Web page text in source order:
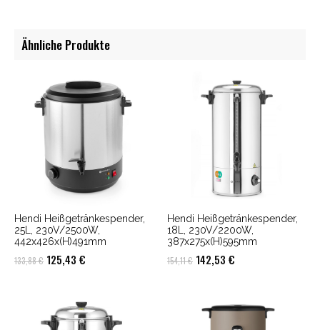
Ähnliche Produkte
Hendi Heißgetränkespender,
25L, 230V/2500W,
442x426x(H)491mm
133,88€ Ursprünglicher
133,88 €
125,43 €
125,43 €.
Hendi Heißgetränkespender,
18L, 230V/2200W,
387x275x(H)595mm
154,11€ Ursprünglicher
154,11 €
142,53 €
142,53 €.